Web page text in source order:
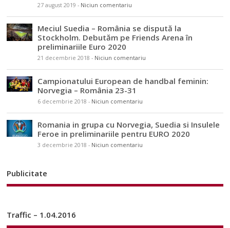
27 august 2019 - Niciun comentariu
Meciul Suedia – România se dispută la
Stockholm. Debutăm pe Friends Arena în
preliminariile Euro 2020
21 decembrie 2018 - Niciun comentariu
Campionatului European de handbal feminin:
Norvegia – România 23-31
6 decembrie 2018 - Niciun comentariu
Romania in grupa cu Norvegia, Suedia si Insulele
Feroe in preliminariile pentru EURO 2020
3 decembrie 2018 - Niciun comentariu
Publicitate
Traffic – 1.04.2016